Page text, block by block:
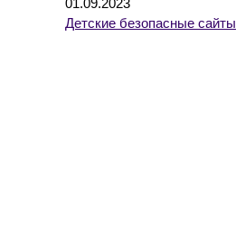
01.09.2023
Детские безопасные сайты